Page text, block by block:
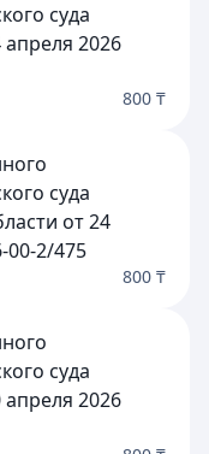
суда
2026
800 ₸
суда
от 24
00-2/475
800 ₸
суда
2026